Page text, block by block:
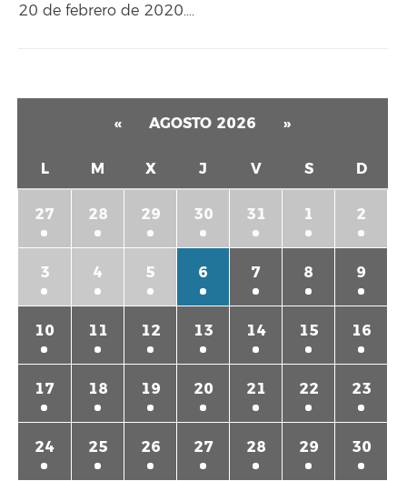
20 de febrero de 2020….
« AGOSTO 2026 »
L M X J V S D
27 28 29 30 31 1 2
3 4 5 6 7 8 9
10 11 12 13 14 15 16
17 18 19 20 21 22 23
24 25 26 27 28 29 30